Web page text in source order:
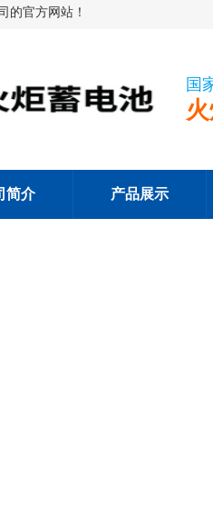
的官方网站！
国
简介 产品展示